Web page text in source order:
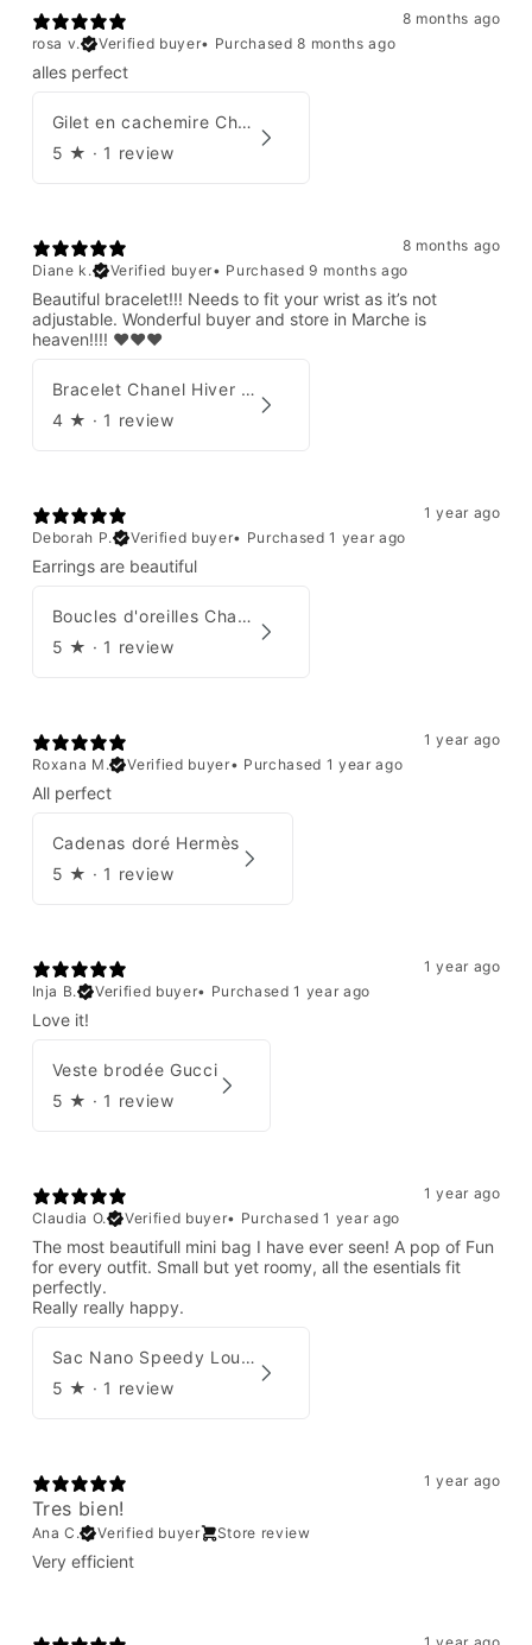
8 months ago
rosa v.
Verified buyer• Purchased 8 months ago
alles perfect
Gilet en cachemire Chanel Automne 1995
5 ★ · 1 review
8 months ago
Diane k.
Verified buyer• Purchased 9 months ago
Beautiful bracelet!!! Needs to fit your wrist as it’s not
adjustable. Wonderful buyer and store in Marche is
heaven!!!! ❤️❤️❤️
Bracelet Chanel Hiver 1997
4 ★ · 1 review
1 year ago
Deborah P.
Verified buyer• Purchased 1 year ago
Earrings are beautiful
Boucles d'oreilles Chanel 2001
5 ★ · 1 review
1 year ago
Roxana M.
Verified buyer• Purchased 1 year ago
All perfect
Cadenas doré Hermès
5 ★ · 1 review
1 year ago
Inja B.
Verified buyer• Purchased 1 year ago
Love it!
Veste brodée Gucci
5 ★ · 1 review
1 year ago
Claudia O.
Verified buyer• Purchased 1 year ago
The most beautifull mini bag I have ever seen! A pop of Fun
for every outfit. Small but yet roomy, all the esentials fit
perfectly.
Really really happy.
Sac Nano Speedy Louis Vuitton X Yayoi Kusama
5 ★ · 1 review
1 year ago
Tres bien!
Ana C. Verified buyer Store review
Very efficient